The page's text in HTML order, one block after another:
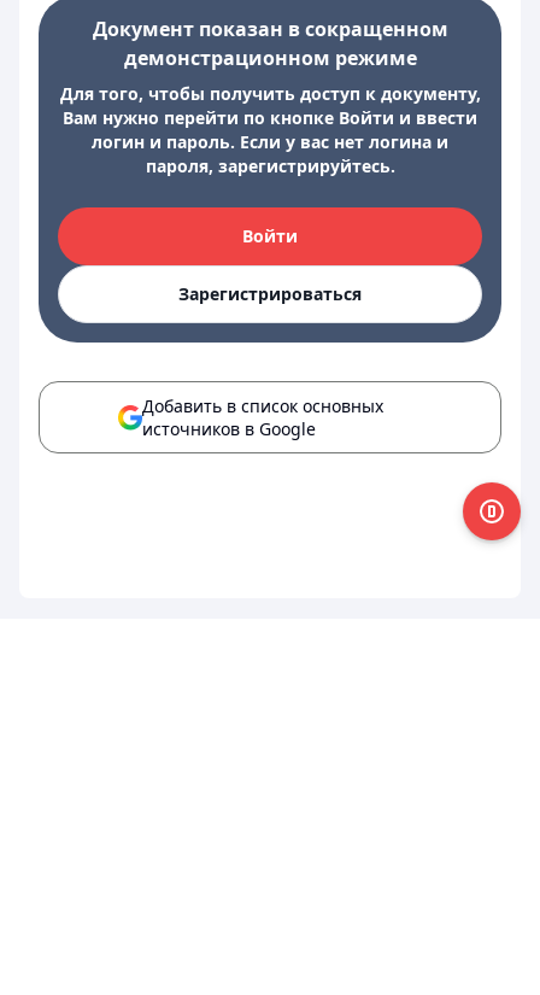
Документ показан в сокращенном
демонстрационном режиме
Для того, чтобы получить доступ к документу,
Вам нужно перейти по кнопке Войти и ввести
логин и пароль. Если у вас нет логина и
пароля, зарегистрируйтесь.
Войти
Зарегистрироваться
Добавить в список основных
источников в Google